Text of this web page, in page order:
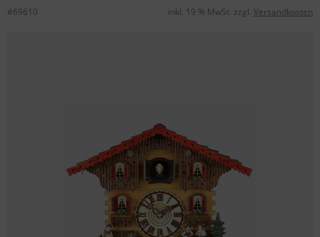
#69610 inkl. 19 % MwSt. zzgl. Versandkosten